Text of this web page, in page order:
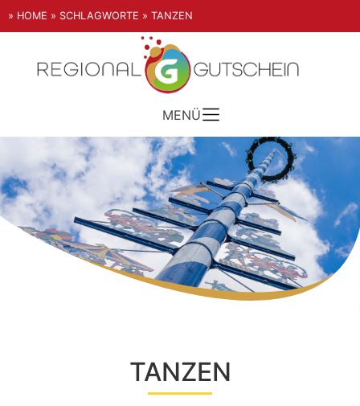
» HOME » SCHLAGWORTE » TANZEN
MENÜ
TANZEN